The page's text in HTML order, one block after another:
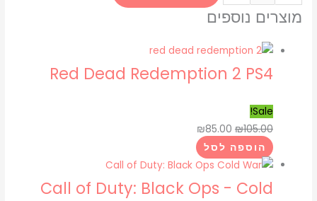
מוצרים נוספים
Red Dead Redemption 2 PS4
Sale!
₪105.00
₪85.00
הוספה לסל
Call of Duty: Black Ops - Cold